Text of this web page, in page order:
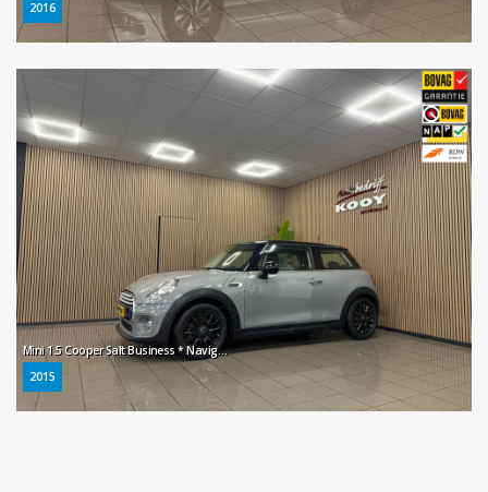
2016
Mini 1.5 Cooper Salt Business * Navigatie / Cruise control / LM Velgen / NL Auto *
2015